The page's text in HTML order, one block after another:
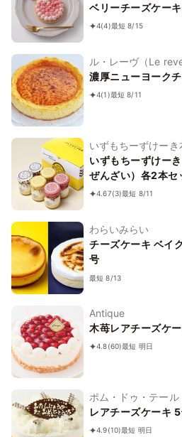
ベリーチーズケー
り）
4(4)最短 8/15
ル・レーヴ（Le reve
濃厚ニューヨーク
4(1)最短 8/11
いずもちーずけーき
いずもちーずけー
ぜんざい）各2本セ
4.67(3)最短 8/11
わらいみらい
チーズケーキ ベイ
号
最短 8/13
Antique
木苺レアチーズケ
4.8(60)最短 明日
ポム・ドゥ・テール
レアチーズケーキ
4.9(10)最短 明日